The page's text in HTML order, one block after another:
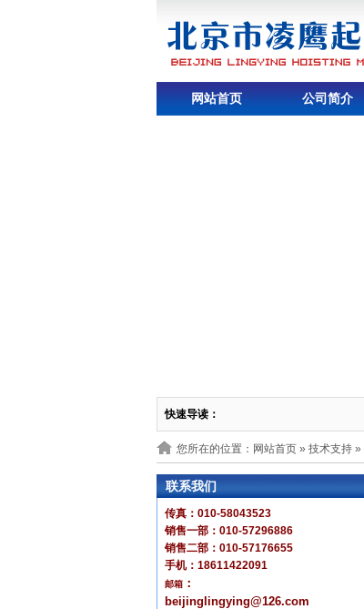
网站首页 公司简介
快速导读：
您所在的位置：网站首页 » 技术支持 »
联系我们
传真：010-58043523
销售一部：010-57296886
销售二部：010-57176655
手机：18611422091
邮箱 ：
beijinglingying@126.com